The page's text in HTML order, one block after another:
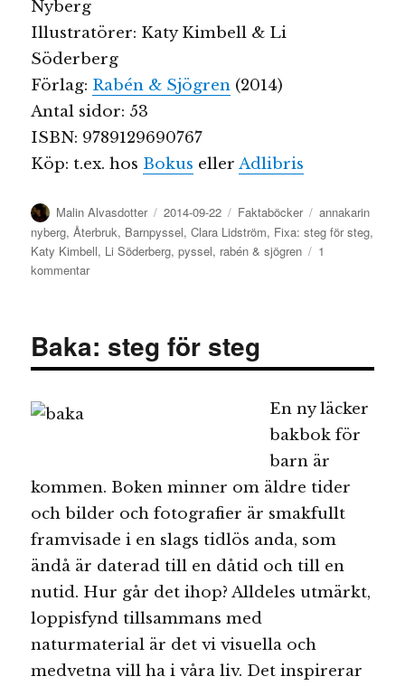
Nyberg
Illustratörer: Katy Kimbell & Li
Söderberg
Förlag: Rabén & Sjögren (2014)
Antal sidor: 53
ISBN: 9789129690767
Köp: t.ex. hos Bokus ellerAdlibris
Författare
Malin Alvasdotter
Publicerat
den
2014-09-22 Kategorier
Faktaböcker Etiketter
annakarin
nyberg,Återbruk, Barnpyssel,Clara Lidström, Fixa: steg för steg,
Katy Kimbell, Li Söderberg,pyssel, rabén & sjögren
1
kommentartill
steg
Baka: steg för steg
En ny läcker
bakbok för
barn är
kommen. Boken minner om äldre tider
och bilder och fotografier är smakfullt
framvisade i en slags tidlös anda, som
ändå är daterad till en dåtid och till en
nutid. Hur går det ihop? Alldeles utmärkt,
loppisfynd tillsammans med
naturmaterial är det vi visuella och
medvetna vill ha i våra liv. Det inspirerar